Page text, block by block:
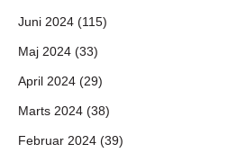
Juni 2024 (115)
Maj 2024 (33)
April 2024 (29)
Marts 2024 (38)
Februar 2024 (39)